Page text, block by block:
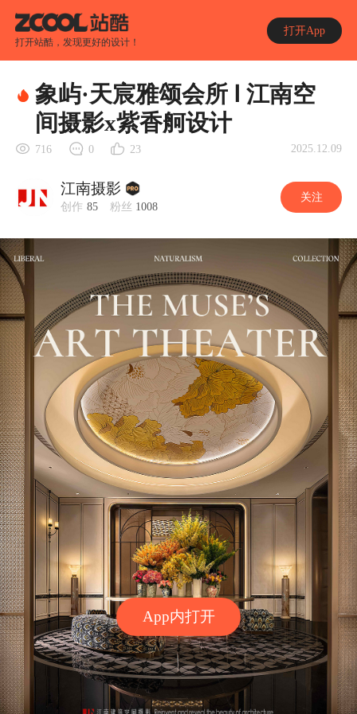
打开站酷，发现更好的设计！
打开App
App内打开
象屿·天宸雅颂会所 Ⅰ 江南空
间摄影x紫香舸设计
716 0 23 2025.12.09
江南摄影
创作 85 粉丝 1008
关注